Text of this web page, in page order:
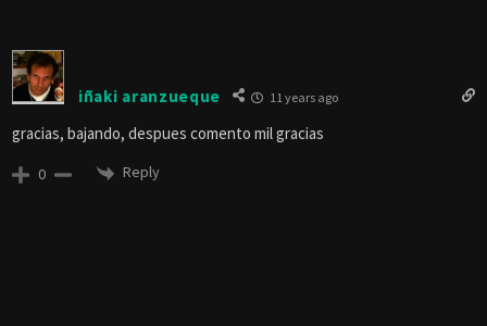
iñaki aranzueque 11 years ago
gracias, bajando, despues comento mil gracias
0 Reply